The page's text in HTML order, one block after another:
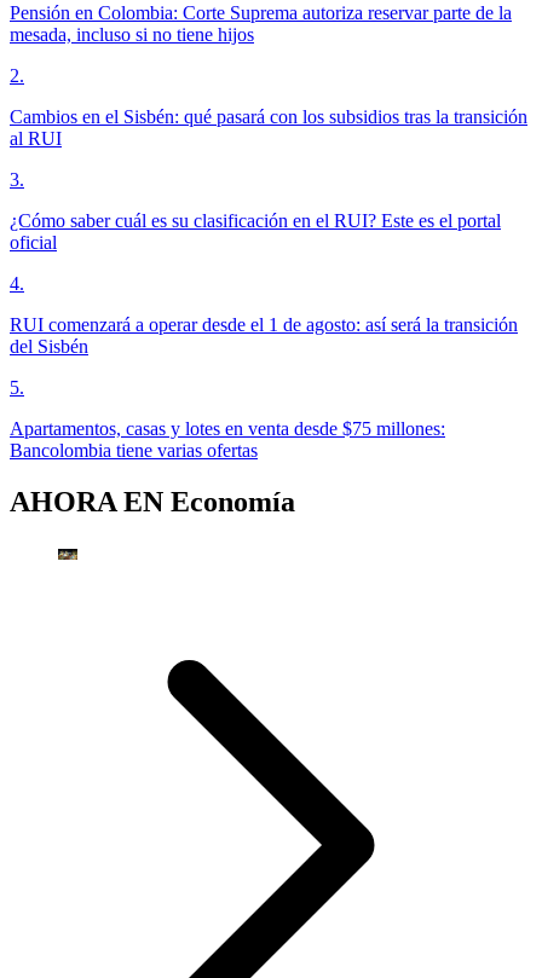
Pensión en Colombia: Corte Suprema autoriza reservar parte de la
mesada, incluso si no tiene hijos
2.
Cambios en el Sisbén: qué pasará con los subsidios tras la transición
al RUI
3.
¿Cómo saber cuál es su clasificación en el RUI? Este es el portal
oficial
4.
RUI comenzará a operar desde el 1 de agosto: así será la transición
del Sisbén
5.
Apartamentos, casas y lotes en venta desde $75 millones:
Bancolombia tiene varias ofertas
AHORA EN Economía